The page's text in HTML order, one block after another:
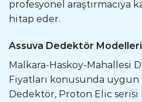
profesyonel araştırmacıya
hitap eder.
Assuva Dedektör Modelleri
Malkara-Haskoy-Mahallesi
Fiyatları konusunda uygun
Dedektör, Proton Elic serisi